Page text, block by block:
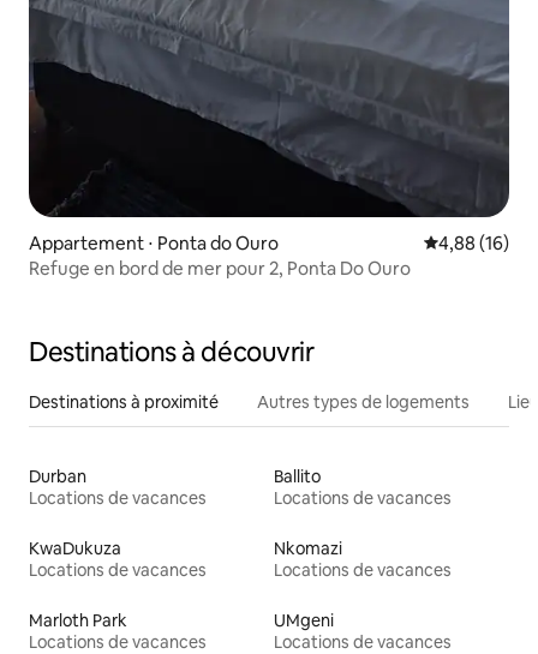
Appartement ⋅ Ponta do Ouro Évaluation
4,88 (16)
Refuge en bord de mer pour 2, Ponta Do Ouro
Destinations à découvrir
Destinations à proximité Autres types de logements
Durban
Locations de vacances
Ballito
Locations de vacances
KwaDukuza
Locations de vacances
Nkomazi
Locations de vacances
Marloth Park
Locations de vacances
UMgeni
Locations de vacances